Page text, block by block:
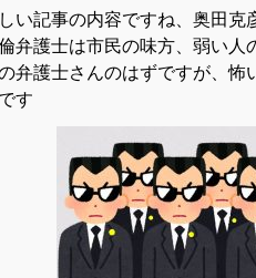
い記事の内容ですね、奥田
弁護士は市民の味方、弱い
弁護士さんのはずですが、
す